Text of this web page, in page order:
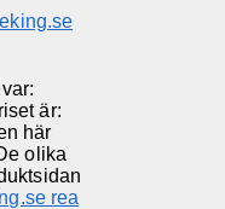
är:
här
olika